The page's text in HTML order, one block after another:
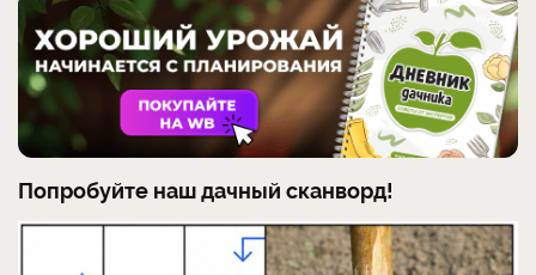
Попробуйте наш дачный сканворд!